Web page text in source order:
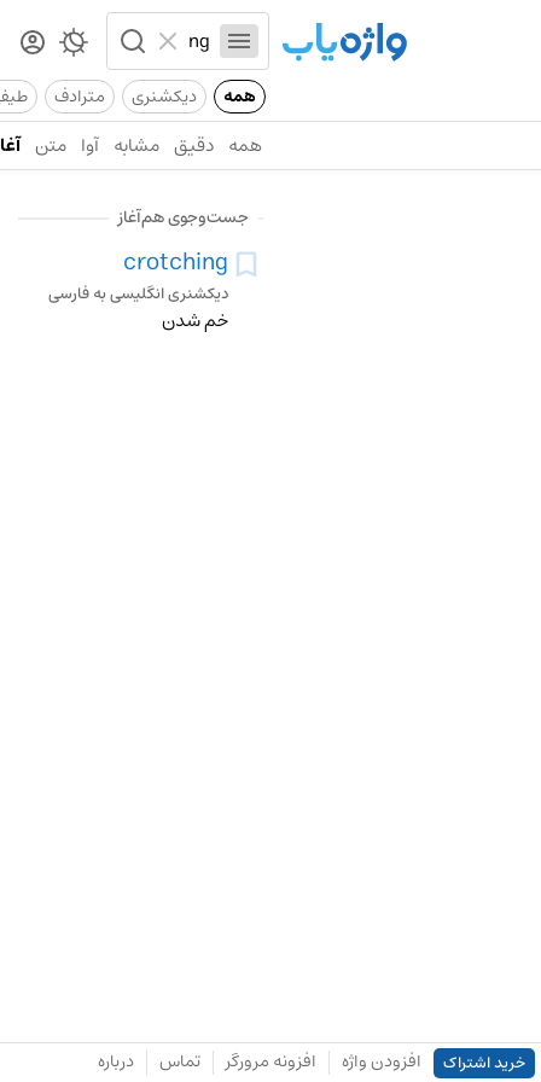
همه دیکشنری مترادف
همه دقیق مشابه آوا متن
جست‌وجوی هم‌آغاز
crotching
دیکشنری انگلیسی به فارسی
خم شدن
خرید اشتراک افزودن واژه افزونه مرورگر تماس درباره